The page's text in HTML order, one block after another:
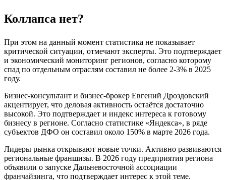
Коллапса нет?
При этом на данный момент статистика не показывает
критической ситуации, отмечают эксперты. Это подтверждает
и экономический мониторинг регионов, согласно которому
спад по отдельным отраслям составил не более 2-3% в 2025
году.
Бизнес-консультант и бизнес-брокер Евгений Дроздовский
акцентирует, что деловая активность остаётся достаточно
высокой. Это подтверждает и индекс интереса к готовому
бизнесу в регионе. Cогласно статистике «Яндекса», в ряде
субъектов ДФО он составил около 150% в марте 2026 года.
Лидеры рынка открывают новые точки. Активно развиваются
региональные франшизы. В 2026 году предприятия региона
объявили о запуске Дальневосточной ассоциации
франчайзинга, что подтверждает интерес к этой теме.